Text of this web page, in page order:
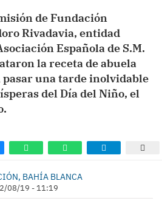
de Fundación
Rivadavia, entidad
Española de S.M.
la receta de abuela
una tarde inolvidable
del Día del Niño, el
BAHÍA BLANCA
08/19 - 11:19